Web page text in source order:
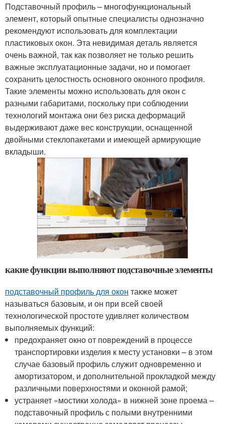
Подставочный профиль – многофункциональный
элемент, который опытные специалисты однозначно
рекомендуют использовать для комплектации
пластиковых окон. Эта невидимая деталь является
очень важной, так как позволяет не только решить
важные эксплуатационные задачи, но и помогает
сохранить целостность основного оконного профиля.
Такие элементы можно использовать для окон с
разными габаритами, поскольку при соблюдении
технологий монтажа они без риска деформаций
выдерживают даже вес конструкции, оснащенной
двойными стеклопакетами и имеющей армирующие
вкладыши.
какие функции выполняют подставочные элементы
подставочный профиль для окон также может
называться базовым, и он при всей своей
технологической простоте удивляет количеством
выполняемых функций:
предохраняет окно от повреждений в процессе
транспортировки изделия к месту установки – в этом
случае базовый профиль служит одновременно и
амортизатором, и дополнительной прокладкой между
различными поверхностями и оконной рамой;
устраняет «мостики холода» в нижней зоне проема –
подставочный профиль с полыми внутренними